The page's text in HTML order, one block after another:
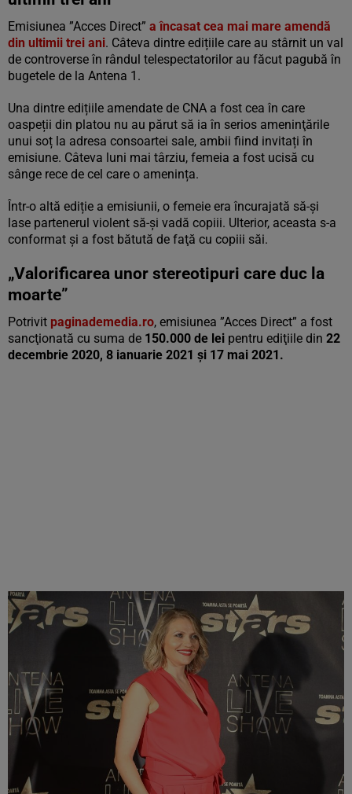
Emisiunea ”Acces Direct” a încasat cea mai mare amendă
din ultimii trei ani. Câteva dintre edițiile care au stârnit un val
de controverse în rândul telespectatorilor au făcut pagubă în
bugetele de la Antena 1.
Una dintre edițiile amendate de CNA a fost cea în care
oaspeții din platou nu au părut să ia în serios ameninţările
unui soț la adresa consoartei sale, ambii fiind invitați în
emisiune. Câteva luni mai târziu, femeia a fost ucisă cu
sânge rece de cel care o amenința.
Într-o altă ediție a emisiunii, o femeie era încurajată să-şi
lase partenerul violent să-şi vadă copiii. Ulterior, aceasta s-a
conformat și a fost bătută de faţă cu copiii săi.
„Valorificarea unor stereotipuri care duc la
moarte”
Potrivit paginademedia.ro, emisiunea ”Acces Direct” a fost
sancţionată cu suma de 150.000 de lei pentru ediţiile din 22
decembrie 2020, 8 ianuarie 2021 şi 17 mai 2021.